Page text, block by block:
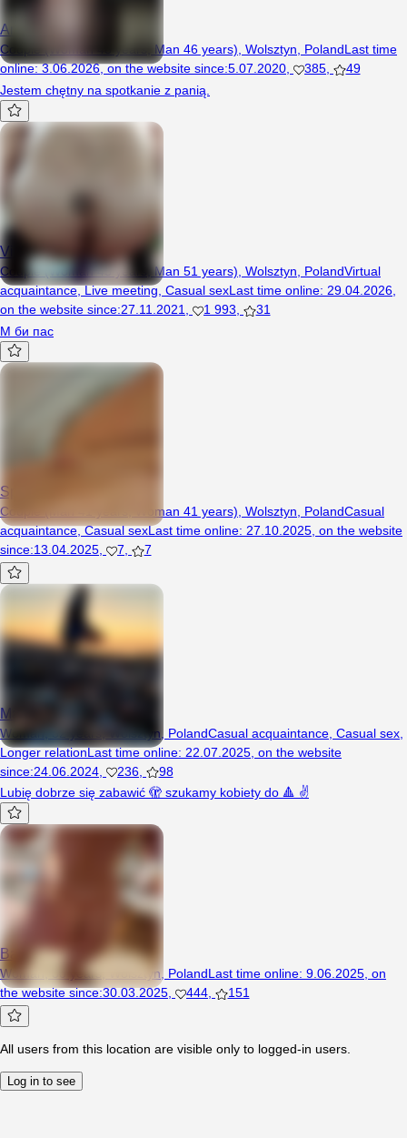
An77Mar79
Couple (Woman 48 years, Man 46 years), Wolsztyn, PolandLast time
online:3.06.2026,on the website since:5.07.2020, 385,
49
Jestem chętny na spotkanie z panią.
Viktor21503
Couple (Woman 45 years, Man 51 years), Wolsztyn, PolandVirtual
acquaintance,Live meeting Casual sexLast time online: 29.04.2026
on the website since:27.11.2021 1 993
31
М би пас
Spragnieni85
Couple (Man 41 years, Woman 41 years), Wolsztyn, PolandCasual
acquaintance,Casual sexLast time online: 27.10.2025 on the website
since:13.04.2025 7 7
Malusia3
Woman, 32 years, Wolsztyn, PolandCasual acquaintance Casual sex
Longer relationLast time online: 22.07.2025 on the website
since:24.06.2024 236
98
Lubię dobrze się zabawić 🫣 szukamy kobiety do 🔺️ ✌️
Barbi1
Woman, 30 years, Wolsztyn, PolandLast time online: 9.06.2025 on
the website since:30.03.2025 444 151
All users from this location are visible only to logged-in users.
Log in to see